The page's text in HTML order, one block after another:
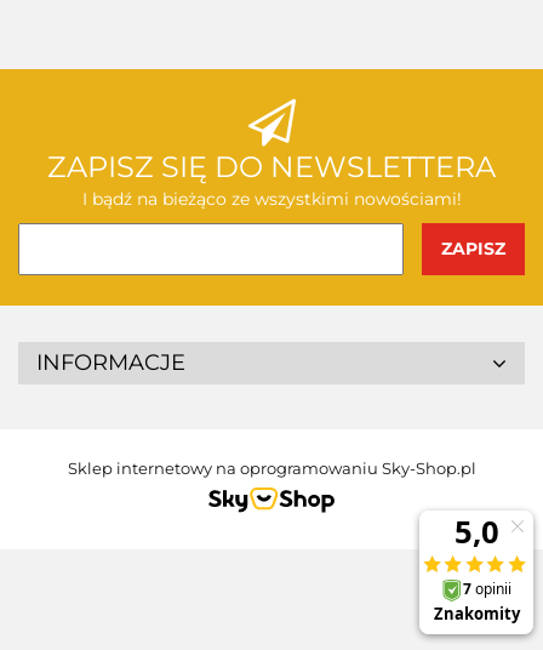
ZAPISZ SIĘ DO NEWSLETTERA
I bądź na bieżąco ze wszystkimi nowościami!
INFORMACJE
Sklep internetowy na oprogramowaniu Sky-Shop.pl